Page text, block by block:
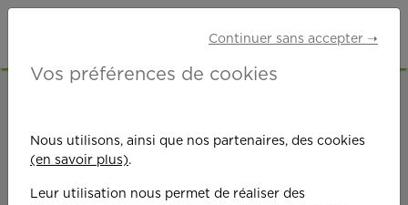
Continuer sans accepter ➝
Vos préférences de cookies
Nous utilisons, ainsi que nos partenaires, des cookies
(en savoir plus).
Leur utilisation nous permet de réaliser des